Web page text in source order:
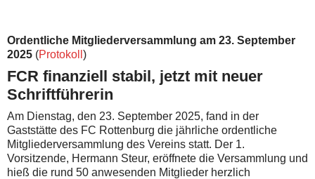
Ordentliche Mitgliederversammlung am 23. September
2025 (Protokoll )
FCR finanziell stabil, jetzt mit neuer
Schriftführerin
Am Dienstag, den 23. September 2025, fand in der
Gaststätte des FC Rottenburg die jährliche ordentliche
Mitgliederversammlung des Vereins statt. Der 1.
Vorsitzende, Hermann Steur, eröffnete die Versammlung und
hieß die rund 50 anwesenden Mitglieder herzlich